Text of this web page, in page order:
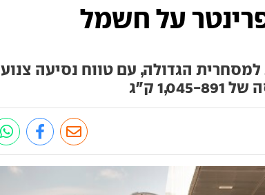
על חשמל
הגדולה, עם טווח נסיעה צנוע